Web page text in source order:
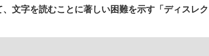
文字を読むことに著しい困難を示す「ディスレク